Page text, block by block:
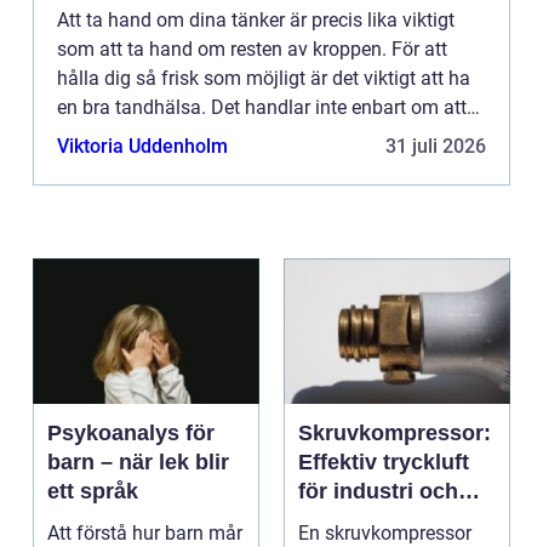
Att ta hand om dina tänker är precis lika viktigt
som att ta hand om resten av kroppen. För att
hålla dig så frisk som möjligt är det viktigt att ha
en bra tandhälsa. Det handlar inte enbart om att
borsta t&a...
Viktoria Uddenholm 31 juli 2026
Psykoanalys för
barn – när lek blir
ett språk
Att förstå hur barn mår
Skruvkompressor:
Effektiv tryckluft
för industri och
verkstad
En skruvkompressor